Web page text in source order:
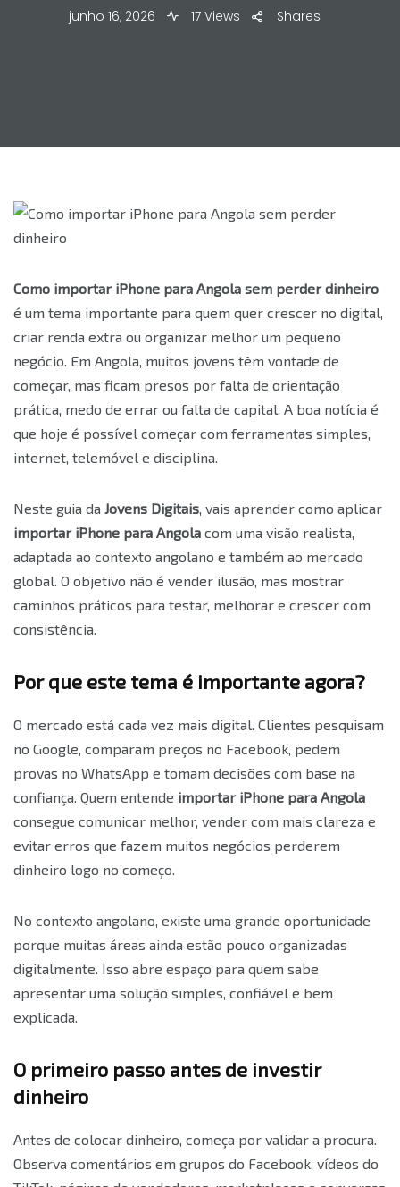
junho 16, 2026 17 Views Shares
Como importar iPhone para Angola sem perder dinheiro
é um tema importante para quem quer crescer no digital,
criar renda extra ou organizar melhor um pequeno
negócio. Em Angola, muitos jovens têm vontade de
começar, mas ficam presos por falta de orientação
prática, medo de errar ou falta de capital. A boa notícia é
que hoje é possível começar com ferramentas simples,
internet, telemóvel e disciplina.
Neste guia da Jovens Digitais , vais aprender como aplicar
importar iPhone para Angola com uma visão realista,
adaptada ao contexto angolano e também ao mercado
global. O objetivo não é vender ilusão, mas mostrar
caminhos práticos para testar, melhorar e crescer com
consistência.
Por que este tema é importante agora?
O mercado está cada vez mais digital. Clientes pesquisam
no Google, comparam preços no Facebook, pedem
provas no WhatsApp e tomam decisões com base na
confiança. Quem entende importar iPhone para Angola
consegue comunicar melhor, vender com mais clareza e
evitar erros que fazem muitos negócios perderem
dinheiro logo no começo.
No contexto angolano, existe uma grande oportunidade
porque muitas áreas ainda estão pouco organizadas
digitalmente. Isso abre espaço para quem sabe
apresentar uma solução simples, confiável e bem
explicada.
O primeiro passo antes de investir
dinheiro
Antes de colocar dinheiro, começa por validar a procura.
Observa comentários em grupos do Facebook, vídeos do